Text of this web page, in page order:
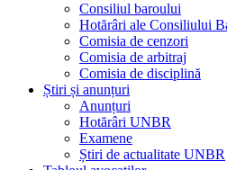
Consiliul baroului
Hotărâri ale Consiliului
Comisia de cenzori
Comisia de arbitraj
Comisia de disciplină
Știri și anunțuri
Anunțuri
Hotărâri UNBR
Examene
Știri de actualitate UNBR